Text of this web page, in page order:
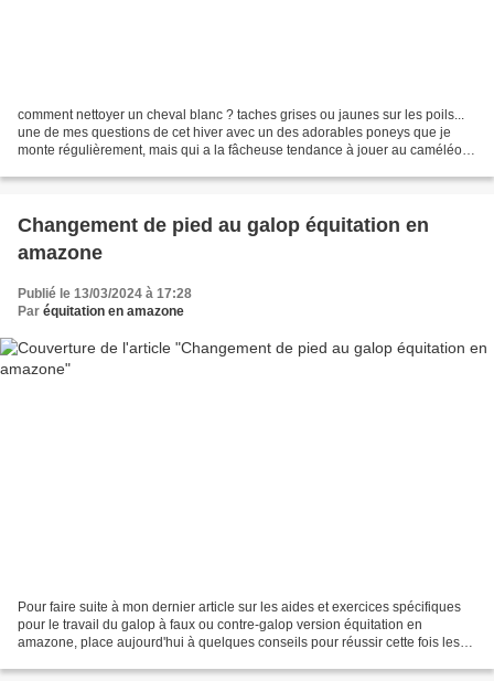
comment nettoyer un cheval blanc ? taches grises ou jaunes sur les poils...
une de mes questions de cet hiver avec un des adorables poneys que je
monte régulièrement, mais qui a la fâcheuse tendance à jouer au caméléon!
Changement de pied au galop équitation en
amazone
Publié le 13/03/2024 à 17:28
Par équitation en amazone
Pour faire suite à mon dernier article sur les aides et exercices spécifiques
pour le travail du galop à faux ou contre-galop version équitation en
amazone, place aujourd'hui à quelques conseils pour réussir cette fois les